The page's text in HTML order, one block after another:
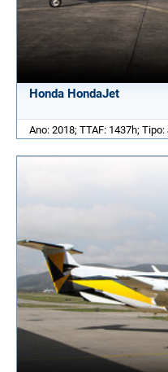
Honda HondaJet
Ano: 2018; TTAF: 1437h;